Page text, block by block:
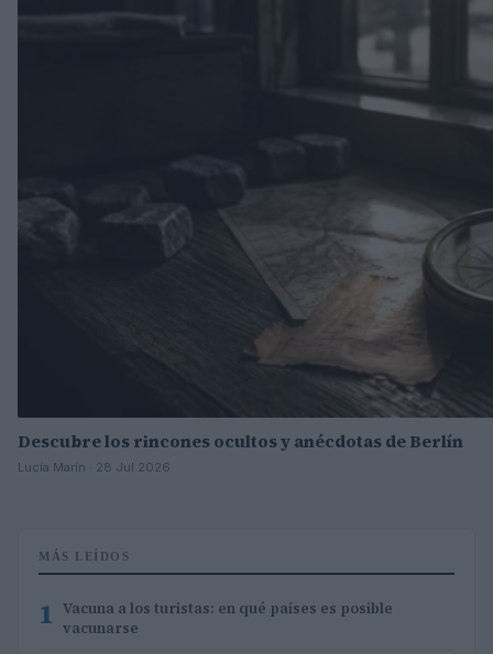
Descubre los rincones ocultos y anécdotas de Berlín
Lucía Marín · 28 Jul 2026
MÁS LEÍDOS
1 Vacuna a los turistas: en qué países es posible
vacunarse